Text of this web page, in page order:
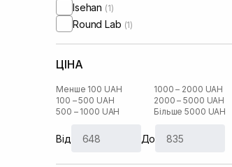
Isehan (1)
Round Lab (1)
ЦІНА
Менше 100 UAH
100 – 500 UAH
500 – 1000 UAH
1000 – 2000 UAH
2000 – 5000 UAH
Більше 5000 UAH
Від До